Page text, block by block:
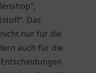
Das
nur für die
auch für die